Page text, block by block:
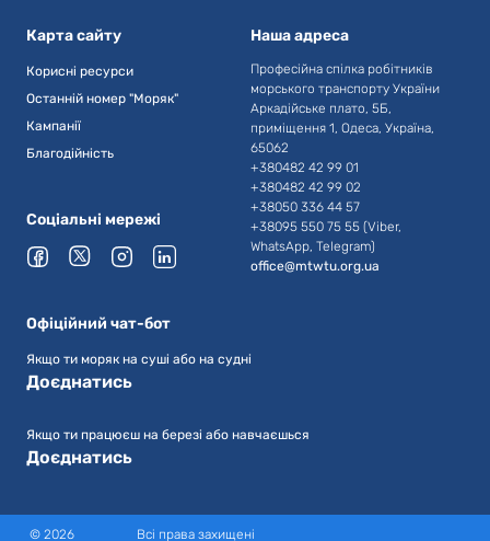
Карта сайту
Корисні ресурси
Останній номер "Моряк"
Кампанії
Благодійність
Наша адреса
Професійна спілка робітників
морського транспорту України
Аркадійське плато, 5Б,
приміщення 1, Одеса, Україна,
65062
+380482 42 99 01
+380482 42 99 02
+38050 336 44 57
+38095 550 75 55 (Viber,
WhatsApp, Telegram)
office@mtwtu.org.ua
Соціальні мережі
Офіційний чат-бот
Якщо ти моряк на суші або на судні
Доєднатись
Якщо ти працюєш на березі або навчаєшься
Доєднатись
© 2026 Всі права захищені